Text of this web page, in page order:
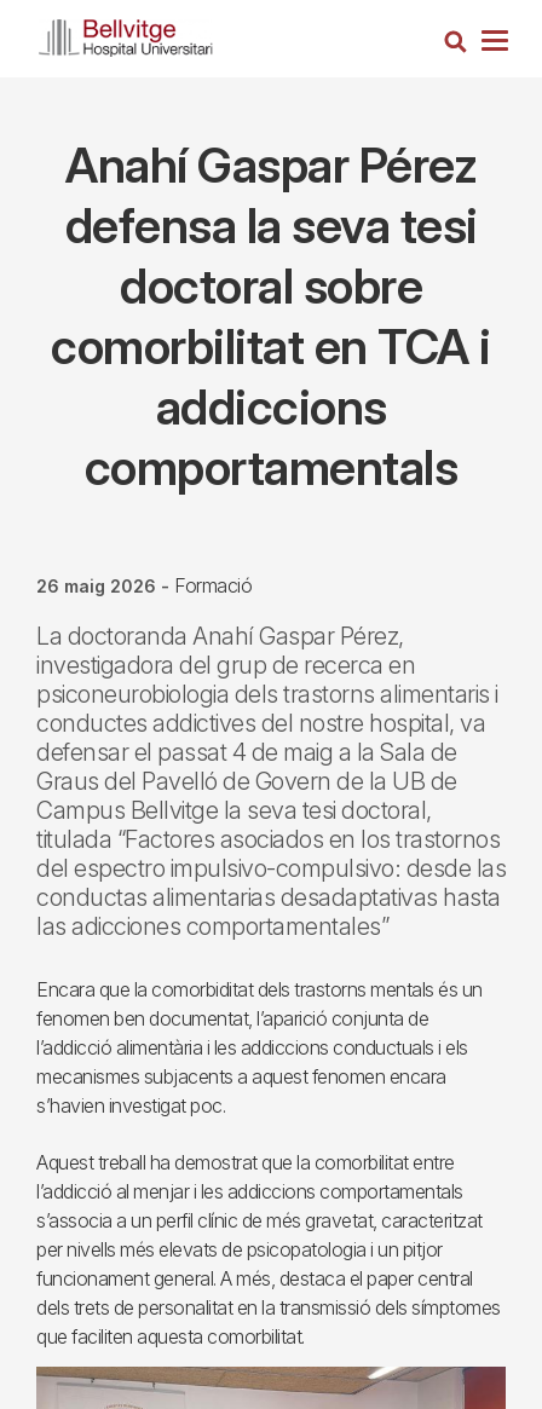
Cerca
Anahí Gaspar Pérez
defensa la seva tesi
doctoral sobre
comorbilitat en TCA i
addiccions
comportamentals
26 maig 2026 - Formació
La doctoranda Anahí Gaspar Pérez,
investigadora del grup de recerca en
psiconeurobiologia dels trastorns alimentaris i
conductes addictives del nostre hospital, va
defensar el passat 4 de maig a la Sala de
Graus del Pavelló de Govern de la UB de
Campus Bellvitge la seva tesi doctoral,
titulada “Factores asociados en los trastornos
del espectro impulsivo-compulsivo: desde las
conductas alimentarias desadaptativas hasta
las adicciones comportamentales”
Encara que la comorbiditat dels trastorns mentals és un
fenomen ben documentat, l’aparició conjunta de
l’addicció alimentària i les addiccions conductuals i els
mecanismes subjacents a aquest fenomen encara
s’havien investigat poc.
Aquest treball ha demostrat que la comorbilitat entre
l’addicció al menjar i les addiccions comportamentals
s’associa a un perfil clínic de més gravetat, caracteritzat
per nivells més elevats de psicopatologia i un pitjor
funcionament general. A més, destaca el paper central
dels trets de personalitat en la transmissió dels símptomes
que faciliten aquesta comorbilitat.